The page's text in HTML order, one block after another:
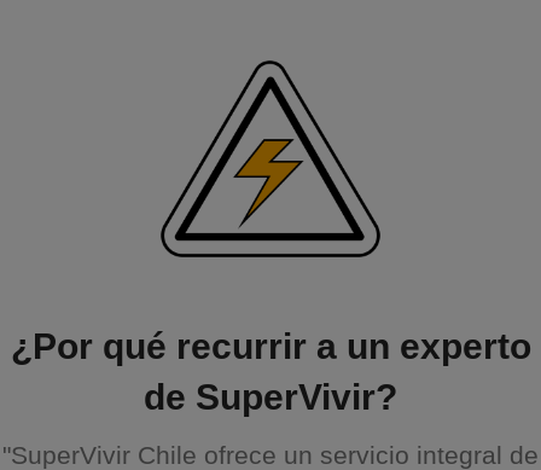
¿Por qué recurrir a un experto
de SuperVivir?
"SuperVivir Chile ofrece un servicio integral de